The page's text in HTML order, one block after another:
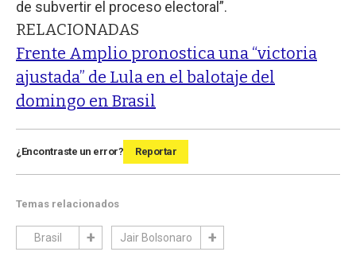
de subvertir el proceso electoral”.
RELACIONADAS
Frente Amplio pronostica una “victoria
ajustada” de Lula en el balotaje del
domingo en Brasil
¿Encontraste un error? Reportar
Temas relacionados
Brasil Jair Bolsonaro